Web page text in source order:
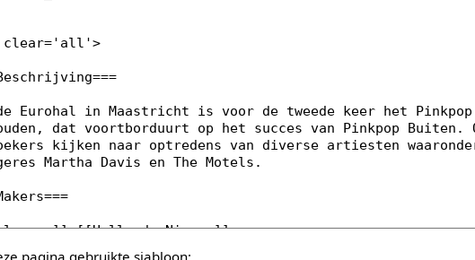
pagina gebruikte sjabloon: